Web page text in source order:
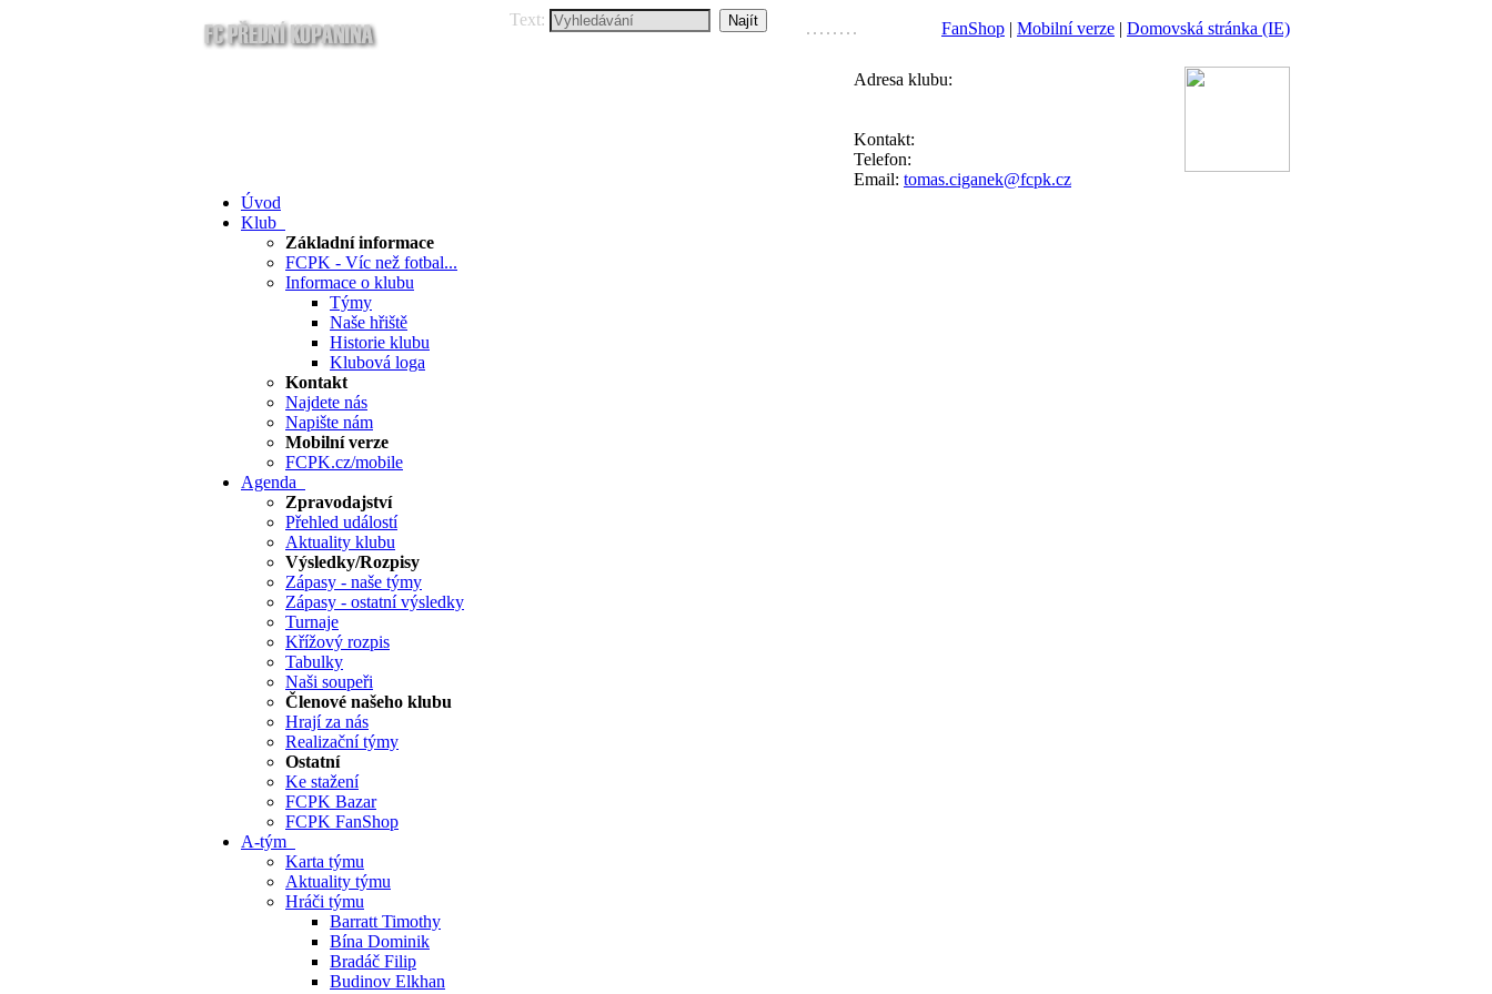
Text: FanShop | Mobilní verze | Domovská stránka (IE)
Adresa klubu:
Kontakt:
Telefon:
Email: tomas.ciganek@fcpk.cz
Úvod
Klub
Základní informace
FCPK - Víc než fotbal...
Informace o klubu
Týmy
Naše hřiště
Historie klubu
Klubová loga
Kontakt
Najdete nás
Napište nám
Mobilní verze
FCPK.cz/mobile
Agenda
Zpravodajství
Přehled událostí
Aktuality klubu
Výsledky/Rozpisy
Zápasy - naše týmy
Zápasy - ostatní výsledky
Turnaje
Křížový rozpis
Tabulky
Naši soupeři
Členové našeho klubu
Hrají za nás
Realizační týmy
Ostatní
Ke stažení
FCPK Bazar
FCPK FanShop
A-tým
Karta týmu
Aktuality týmu
Hráči týmu
Barratt Timothy
Bína Dominik
Bradáč Filip
Budinov Elkhan